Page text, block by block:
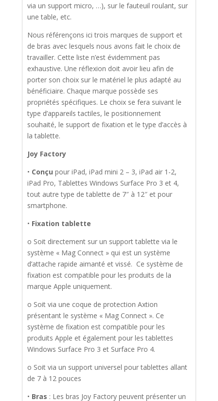
via un support micro, …), sur le fauteuil roulant, sur
une table, etc.
Nous référençons ici trois marques de support et
de bras avec lesquels nous avons fait le choix de
travailler. Cette liste n’est évidemment pas
exhaustive. Une réflexion doit avoir lieu afin de
porter son choix sur le matériel le plus adapté au
bénéficiaire. Chaque marque possède ses
propriétés spécifiques. Le choix se fera suivant le
type d’appareils tactiles, le positionnement
souhaité, le support de fixation et le type d’accès à
la tablette.
Joy Factory
• Conçu pour iPad, iPad mini 2 – 3, iPad air 1-2,
iPad Pro, Tablettes Windows Surface Pro 3 et 4,
tout autre type de tablette de 7″ à 12″ et pour
smartphone.
• Fixation tablette
o Soit directement sur un support tablette via le
système « Mag Connect » qui est un système
d’attache rapide aimanté et vissé. Ce système de
fixation est compatible pour les produits de la
marque Apple uniquement.
o Soit via une coque de protection Axtion
présentant le système « Mag Connect ». Ce
système de fixation est compatible pour les
produits Apple et également pour les tablettes
Windows Surface Pro 3 et Surface Pro 4.
o Soit via un support universel pour tablettes allant
de 7 à 12 pouces
• Bras : Les bras Joy Factory peuvent présenter un